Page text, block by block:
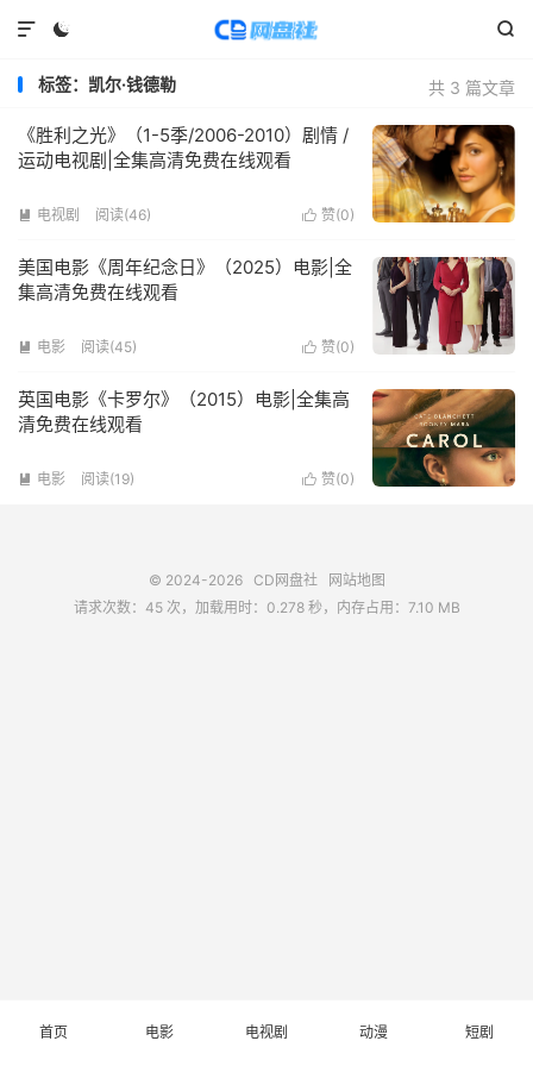
 

共 3 篇文章
标签：凯尔·钱德勒
《胜利之光》（1-5季/2006-2010）剧情 /
运动电视剧|全集高清免费在线观看
 赞(0)
 电视剧 阅读(46)
美国电影《周年纪念日》（2025）电影|全
集高清免费在线观看
 赞(0)
 电影 阅读(45)
英国电影《卡罗尔》（2015）电影|全集高
清免费在线观看
 赞(0)
 电影 阅读(19)
© 2024-2026 CD网盘社
网站地图
请求次数：45 次，加载用时：0.278 秒，内存占用：7.10 MB
首页 电影 电视剧 动漫 短剧